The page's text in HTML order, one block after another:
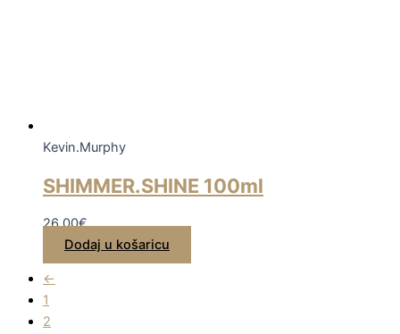
Kevin.Murphy
SHIMMER.SHINE 100ml
26,00€
Dodaj u košaricu
←
1
2